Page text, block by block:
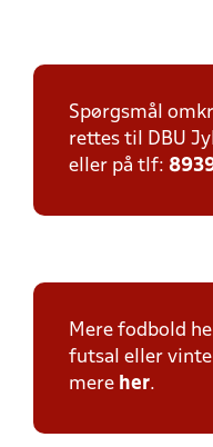
Spørgsmål
rettes til DBU
eller på tlf:
Mere fodbold
futsal eller
mere her.